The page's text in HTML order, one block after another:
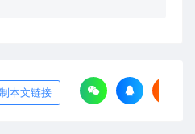
本文链接